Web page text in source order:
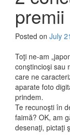
premii
Posted on July
Toţi ne-am
conştincioşi sau
care ne
aparate foto
prindem.
Te recunoşti în
faimă? OK, am
desenaţi, pictaţi